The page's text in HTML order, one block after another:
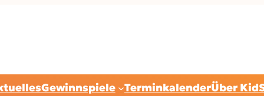
Gewinnspiele TerminkalenderÜber